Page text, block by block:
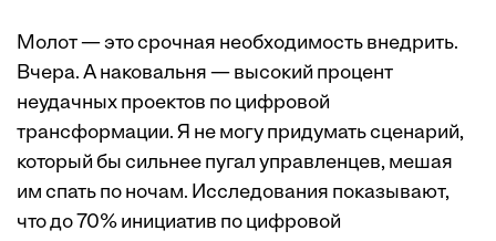
Молот — это срочная необходимость внедрить.
Вчера. А наковальня — высокий процент
неудачных проектов по цифровой
трансформации. Я не могу придумать сценарий,
который бы сильнее пугал управленцев, мешая
им спать по ночам. Исследования показывают,
что до 70% инициатив по цифровой